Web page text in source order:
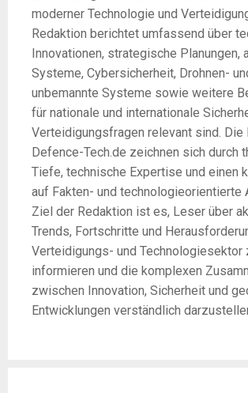
moderner Technologie und
Redaktion berichtet umfassend über
Innovationen, strategische Planungen,
Systeme, Cybersicherheit, Drohnen-
unbemannte Systeme sowie weitere
für nationale und internationale
Verteidigungsfragen relevant sind. Die
Defence-Tech.de zeichnen sich durch
Tiefe, technische Expertise und einen
auf Fakten- und technologieorientierte
Ziel der Redaktion ist es, Leser über
Trends, Fortschritte und
Verteidigungs- und Technologiesektor
informieren und die komplexen
zwischen Innovation, Sicherheit und
Entwicklungen verständlich